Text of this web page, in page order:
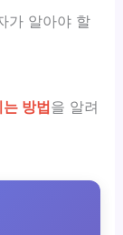
가 알아야 할
방법을 알려